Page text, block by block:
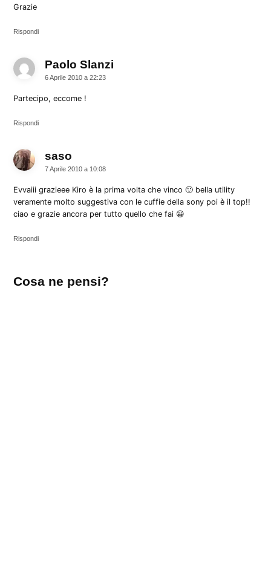
Grazie
Rispondi
Paolo Slanzi
6 Aprile 2010 a 22:23
Partecipo, eccome !
Rispondi
saso
7 Aprile 2010 a 10:08
Evvaiii grazieee Kiro è la prima volta che vinco 🙂 bella utility
veramente molto suggestiva con le cuffie della sony poi è il top!!
ciao e grazie ancora per tutto quello che fai 😀
Rispondi
un
Cosa ne pensi?